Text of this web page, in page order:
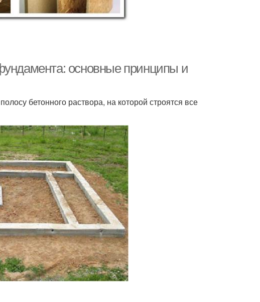
основные принципы и
бетонного раствора, на которой строятся все